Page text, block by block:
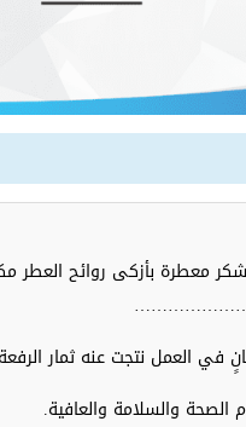
معطرة بأزكى روائح العطر
في العمل نتجت عنه ثمار
الصحة والسلامة والعافية.